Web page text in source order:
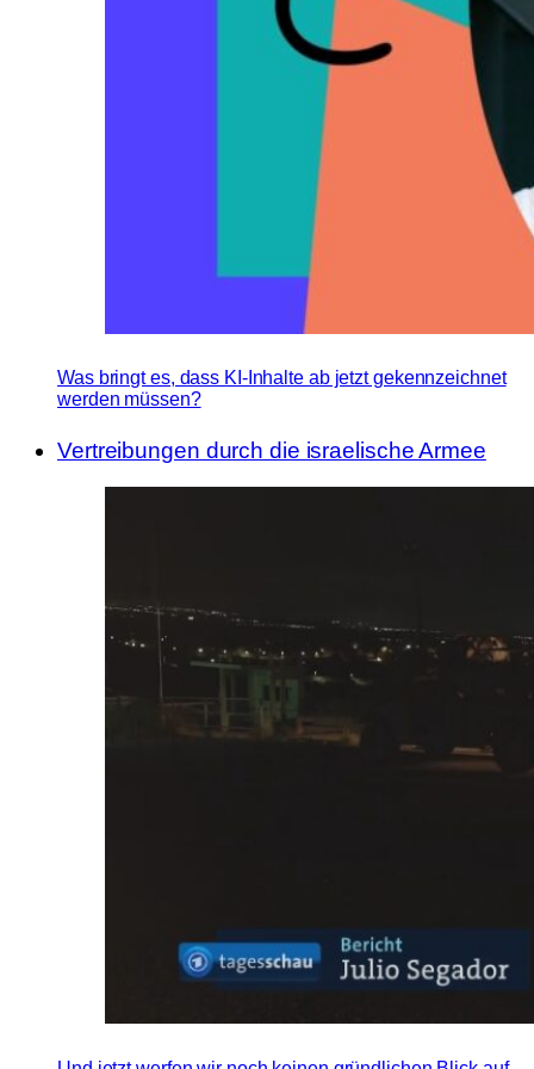
Was bringt es, dass KI-Inhalte ab jetzt gekennzeichnet
werden müssen?
Vertreibungen durch die israelische Armee